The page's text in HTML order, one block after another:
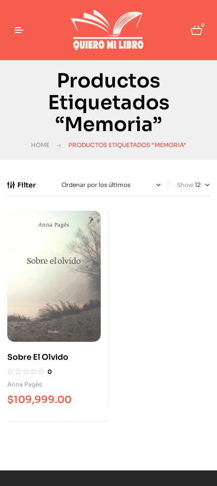
0
Productos
Etiquetados
“Memoria”
HOME PRODUCTOS ETIQUETADOS “MEMORIA”
Filter Show
Sobre El Olvido
0
Anna Pagès
$109,999.00